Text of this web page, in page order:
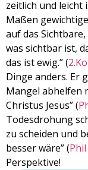
zeitlich und leicht
Maßen
auf das
was sichtbar ist,
das ist ewig.” (
Dinge anders. Er
Mangel abhelfen
Christus Jesus” (
Todesdrohung
zu scheiden und
besser wäre” (Phil
Perspektive!